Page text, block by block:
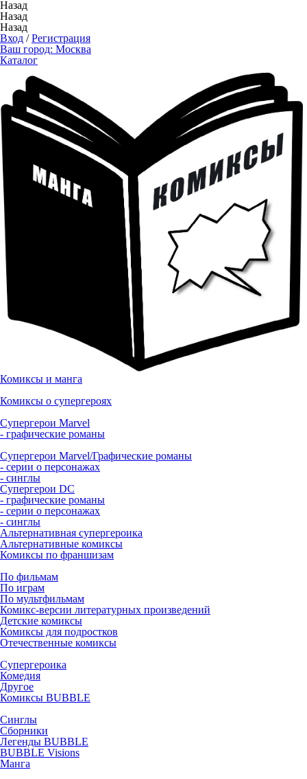
Назад
Назад
Назад
Вход /Регистрация
Ваш город: Москва
Каталог
Комиксы и манга
Комиксы о супергероях
Супергерои Marvel
- графические романы
Супергерои Marvel/Графические романы
- серии о персонажах
- синглы
Супергерои DC
- графические романы
- серии о персонажах
- синглы
Альтернативная супергероика
Альтернативные комиксы
Комиксы по франшизам
По фильмам
По играм
По мультфильмам
Комикс-версии литературных произведений
Детские комиксы
Комиксы для подростков
Отечественные комиксы
Супергероика
Комедия
Другое
Комиксы BUBBLE
Синглы
Сборники
Легенды BUBBLE
BUBBLE Visions
Манга